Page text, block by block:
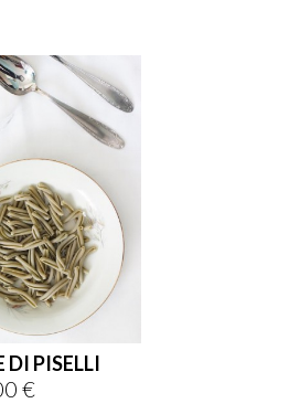
DI PISELLI
€